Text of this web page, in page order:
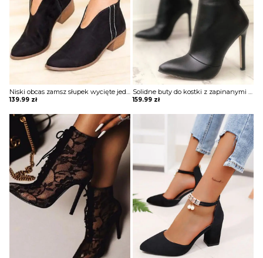
BLUZY
BUTY
SWETRY
BIELIZNA
139.99 zł 159.99 zł